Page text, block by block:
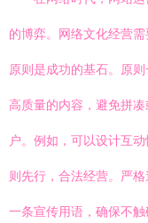
的博弈。网络文化经营
原则是成功的基石。原
高质量的内容，避免拼
户。例如，可以设计互
则先行，合法经营。严
一条宣传用语，确保不